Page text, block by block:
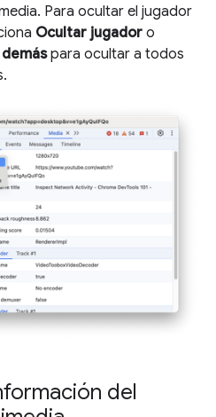
Para ocultar el jugador
Ocultar jugador o
para ocultar a todos
del